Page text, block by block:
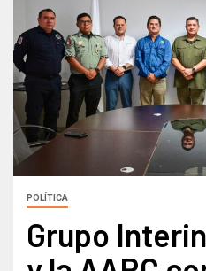
POLÍTICA
Grupo